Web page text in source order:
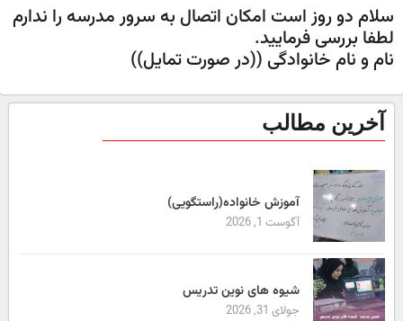
سلام دو روز است امکان اتصال به سرور مدرسه را ندارم
لطفا بررسی فرمایید.
نام و نام خانوادگی ((در صورت تمایل))
آخرین مطالب
آموزش خانواده(راستگویی)
آگوست 1, 2026
شیوه های نوین تدریس
جولای 31, 2026